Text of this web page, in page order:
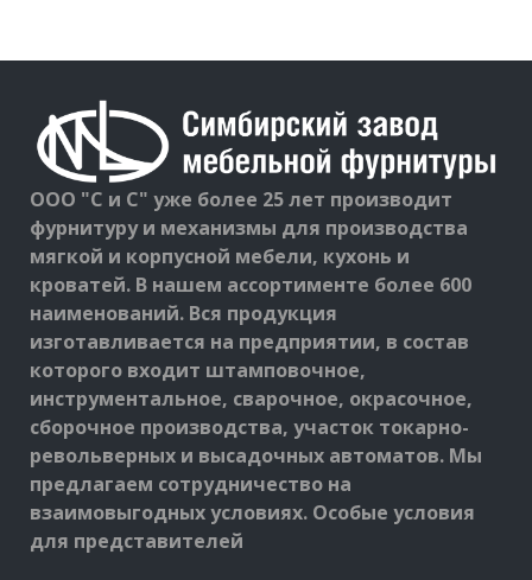
ООО "С и С" уже более 25 лет производит
фурнитуру и механизмы для производства
мягкой и корпусной мебели, кухонь и
кроватей. В нашем ассортименте более 600
наименований. Вся продукция
изготавливается на предприятии, в состав
которого входит штамповочное,
инструментальное, сварочное, окрасочное,
сборочное производства, участок токарно-
револьверных и высадочных автоматов. Мы
предлагаем сотрудничество на
взаимовыгодных условиях. Особые условия
для представителей